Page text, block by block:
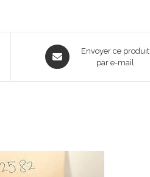
Opens
in
Envoyer ce produit
par e-mail